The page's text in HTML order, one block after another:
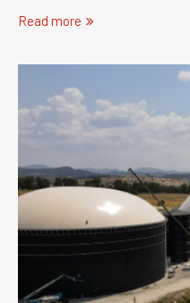
Read more